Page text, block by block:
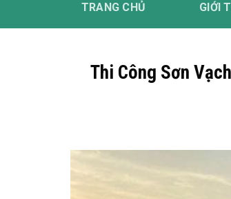
TRANG CHỦ GIỚI
Thi Công Sơn